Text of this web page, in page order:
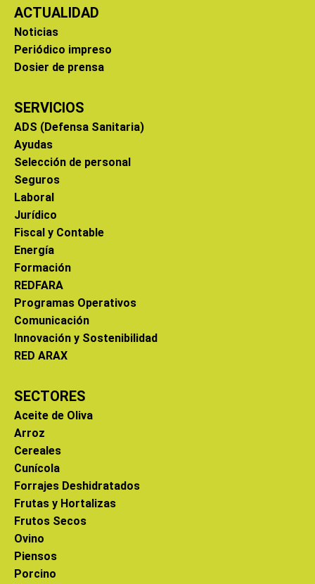
ACTUALIDAD
Noticias
Periódico impreso
Dosier de prensa
SERVICIOS
ADS (Defensa Sanitaria)
Ayudas
Selección de personal
Seguros
Laboral
Jurídico
Fiscal y Contable
Energía
Formación
REDFARA
Programas Operativos
Comunicación
Innovación y Sostenibilidad
RED ARAX
SECTORES
Aceite de Oliva
Arroz
Cereales
Cunícola
Forrajes Deshidratados
Frutas y Hortalizas
Frutos Secos
Ovino
Piensos
Porcino